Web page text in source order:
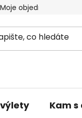
Moje objednávka
Kam